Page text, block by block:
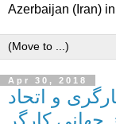
Azerbaijan (Iran)
Apr 30, 2018
و اتحاد